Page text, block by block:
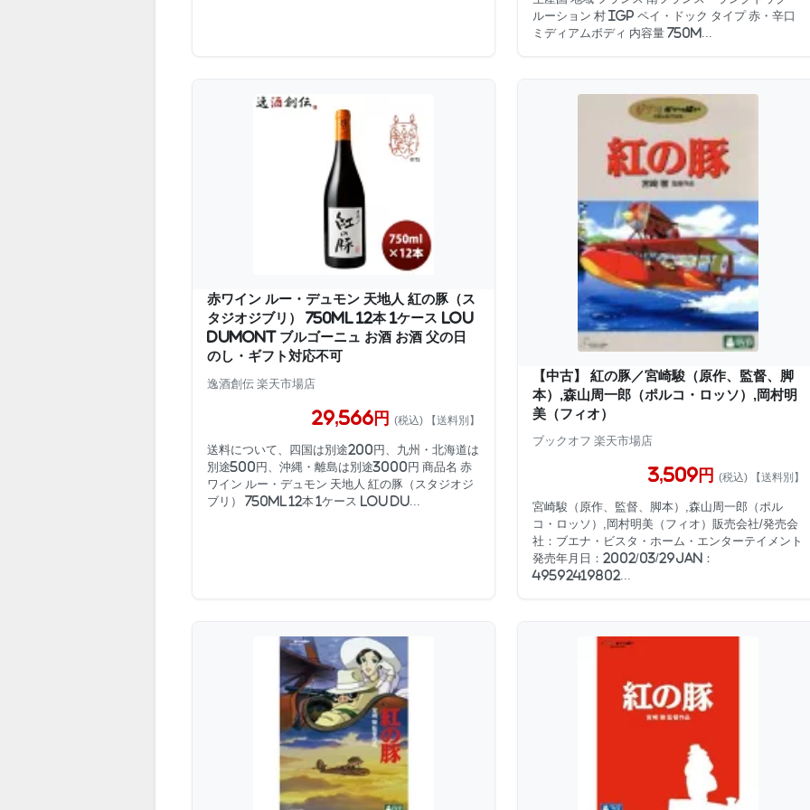
ルーション 村 IGP ペイ・ドック タイプ 赤・辛口
ミディアムボディ 内容量 750m...
赤ワイン ルー・デュモン 天地人 紅の豚（ス
タジオジブリ） 750ml 12本 1ケース LOU
DUMONT ブルゴーニュ お酒 お酒 父の日
のし・ギフト対応不可
逸酒創伝 楽天市場店
29,566円 (税込) 【送料別】
送料について、四国は別途200円、九州・北海道は
別途500円、沖縄・離島は別途3000円 商品名 赤
ワイン ルー・デュモン 天地人 紅の豚（スタジオジ
ブリ） 750ml 12本 1ケース LOU DU...
【中古】 紅の豚／宮崎駿（原作、監督、脚
本）,森山周一郎（ポルコ・ロッソ）,岡村明
美（フィオ）
ブックオフ 楽天市場店
3,509円 (税込) 【送料別】
宮崎駿（原作、監督、脚本）,森山周一郎（ポル
コ・ロッソ）,岡村明美（フィオ）販売会社/発売会
社：ブエナ・ビスタ・ホーム・エンターテイメント
発売年月日：2002/03/29JAN：
49592419802...